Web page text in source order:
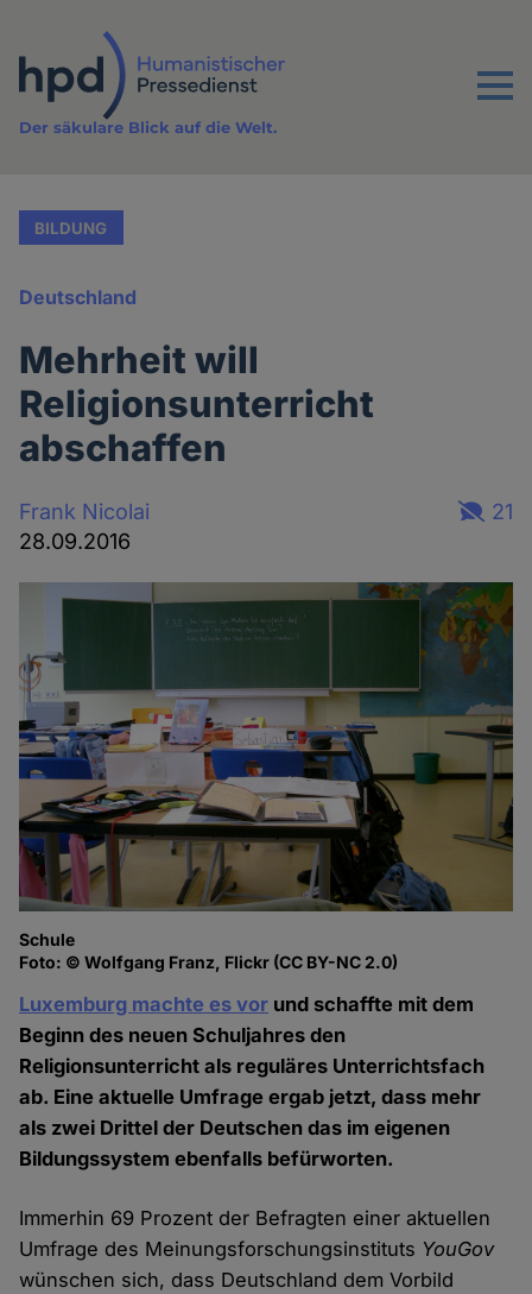
Inhalt
Menu
Der säkulare Blick auf die Welt.
BILDUNG
Deutschland
Mehrheit will
Religionsunterricht
abschaffen
Frank Nicolai
28.09.2016
21
Schule
Foto: © Wolfgang Franz, Flickr (CC BY-NC 2.0)
Luxemburg machte es vor und schaffte mit dem
Beginn des neuen Schuljahres den
Religionsunterricht als reguläres Unterrichtsfach
ab. Eine aktuelle Umfrage ergab jetzt, dass mehr
als zwei Drittel der Deutschen das im eigenen
Bildungssystem ebenfalls befürworten.
Immerhin 69 Prozent der Befragten einer aktuellen
Umfrage des Meinungsforschungsinstituts YouGov
wünschen sich, dass Deutschland dem Vorbild